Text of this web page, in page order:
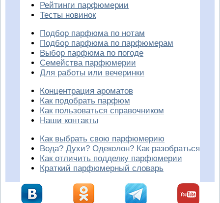
Рейтинги парфюмерии
Тесты новинок
Подбор парфюма по нотам
Подбор парфюма по парфюмерам
Выбор парфюма по погоде
Семейства парфюмерии
Для работы или вечеринки
Концентрация ароматов
Как подобрать парфюм
Как пользоваться справочником
Наши контакты
Как выбрать свою парфюмерию
Вода? Духи? Одеколон? Как разобраться
Как отличить подделку парфюмерии
Краткий парфюмерный словарь